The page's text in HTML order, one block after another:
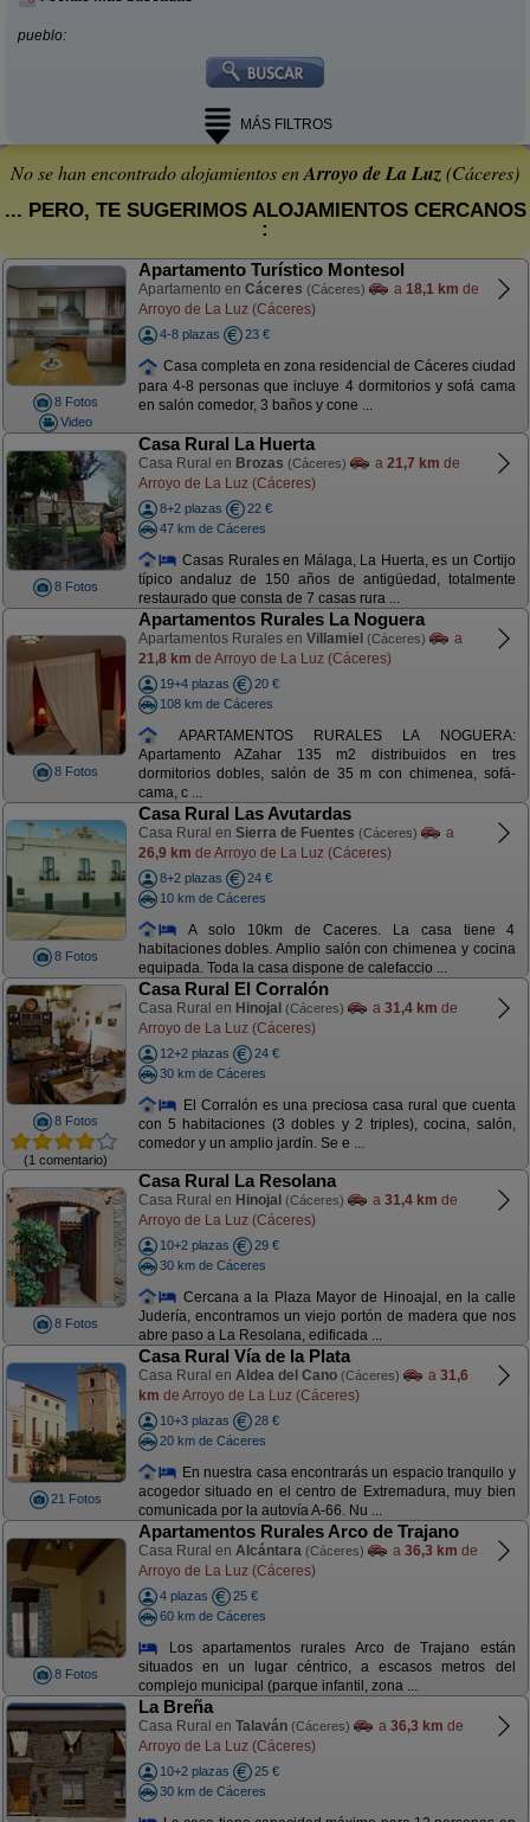
pueblo:
MÁS FILTROS
No se han encontrado alojamientos enArroyo de La Luz(Cáceres)
... PERO, TE SUGERIMOS ALOJAMIENTOS CERCANOS
:
8 Fotos
Video
Apartamento Turístico Montesol
Apartamento en Cáceres (Cáceres) a 18,1 km de
Arroyo de La Luz (Cáceres)
4-8 plazas 23 €
Casa completa en zona residencial de Cáceres ciudad
para 4-8 personas que incluye 4 dormitorios y sofá cama
en salón comedor, 3 baños y cone ...
8 Fotos
Casa Rural La Huerta
Casa Rural en Brozas (Cáceres) a 21,7 km de
Arroyo de La Luz (Cáceres)
8+2 plazas
22 €
47 km de Cáceres
Casas Rurales en Málaga, La Huerta, es un Cortijo
típico andaluz de 150 años de antigüedad, totalmente
restaurado que consta de 7 casas rura ...
8 Fotos
Apartamentos Rurales La Noguera
Apartamentos Rurales en Villamiel (Cáceres)
a
21,8 km de Arroyo de La Luz (Cáceres)
19+4 plazas
20 €
108 km de Cáceres
APARTAMENTOS RURALES LA NOGUERA:
Apartamento AZahar 135 m2 distribuidos en tres
dormitorios dobles, salón de 35 m con chimenea, sofá-
cama, c ...
8 Fotos
Casa Rural Las Avutardas
Casa Rural en Sierra de Fuentes (Cáceres)
a
26,9 km de Arroyo de La Luz (Cáceres)
8+2 plazas
24 €
10 km de Cáceres
A solo 10km de Caceres. La casa tiene 4
habitaciones dobles. Amplio salón con chimenea y cocina
equipada. Toda la casa dispone de calefaccio ...
8 Fotos
(1 comentario)
Casa Rural El Corralón
Casa Rural en Hinojal (Cáceres) a 31,4 km de
Arroyo de La Luz (Cáceres)
12+2 plazas
24 €
30 km de Cáceres
El Corralón es una preciosa casa rural que cuenta
con 5 habitaciones (3 dobles y 2 triples), cocina, salón,
comedor y un amplio jardín. Se e ...
8 Fotos
Casa Rural La Resolana
Casa Rural en Hinojal (Cáceres) a 31,4 km de
Arroyo de La Luz (Cáceres)
10+2 plazas
29 €
30 km de Cáceres
Cercana a la Plaza Mayor de Hinoajal, en la calle
Judería, encontramos un viejo portón de madera que nos
abre paso a La Resolana, edificada ...
21 Fotos
Casa Rural Vía de la Plata
Casa Rural en Aldea del Cano (Cáceres) a 31,6
km de Arroyo de La Luz (Cáceres)
10+3 plazas
28 €
20 km de Cáceres
En nuestra casa encontrarás un espacio tranquilo y
acogedor situado en el centro de Extremadura, muy bien
comunicada por la autovía A-66. Nu ...
8 Fotos
Apartamentos Rurales Arco de Trajano
Casa Rural en Alcántara (Cáceres) a 36,3 km de
Arroyo de La Luz (Cáceres)
4 plazas
25 €
60 km de Cáceres
Los apartamentos rurales Arco de Trajano están
situados en un lugar céntrico, a escasos metros del
complejo municipal (parque infantil, zona ...
La Breña
Casa Rural en Talaván (Cáceres) a 36,3 km de
Arroyo de La Luz (Cáceres)
10+2 plazas
25 €
30 km de Cáceres